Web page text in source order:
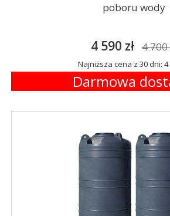
poboru wody
4 590 zł 4 700
Najniższa cena z 30 dni: 4
Darmowa